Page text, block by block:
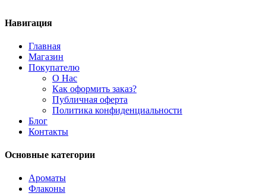
Навигация
Главная
Магазин
Покупателю
О Нас
Как оформить заказ?
Публичная оферта
Политика конфиденциальности
Блог
Контакты
Основные категории
Ароматы
Флаконы